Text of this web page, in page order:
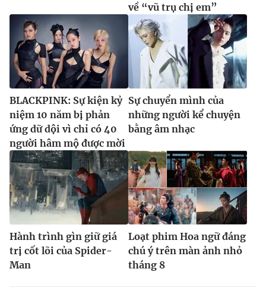
về “vũ trụ chị em”
BLACKPINK: Sự kiện kỷ
niệm 10 năm bị phản
ứng dữ dội vì chỉ có 40
người hâm mộ được mời
Sự chuyển mình của
những người kể chuyện
bằng âm nhạc
Hành trình gìn giữ giá
trị cốt lõi của Spider-
Man
Loạt phim Hoa ngữ đáng
chú ý trên màn ảnh nhỏ
tháng 8